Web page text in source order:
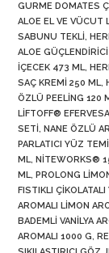
GURME DOMATES
ALOE EL VE VÜCUT
SABUNU TEKLI,
ALOE
İÇECEK 473 ML,
SAÇ KREMI 250 ML,
ÖZLÜ PEELING 120
LIFTOFF®
SETI, NANE ÖZLÜ
PARLATICI YÜZ
ML, NITEWORKS®
ML, PROLONG
FISTIKLI
AROMALI LIMON
BADEMLI VANILYA
AROMALI 1000 G,